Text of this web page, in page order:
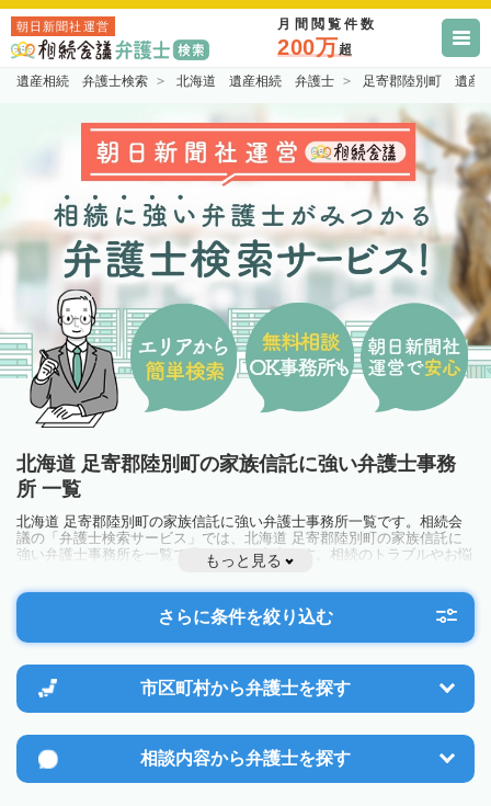
朝日新聞社運営 月間閲覧件数
200万超
遺産相続 弁護士検索 北海道 遺産相続 弁護士 足寄郡陸別町 遺産
北海道 足寄郡陸別町の家族信託に強い弁護士事務
所 一覧
北海道 足寄郡陸別町の家族信託に強い弁護士事務所一覧です。相続会
議の「弁護士検索サービス」では、北海道 足寄郡陸別町の家族信託に
強い弁護士事務所を一覧で見ることが出来ます。相続のトラブルやお悩
みを抱えている方は一度近隣の弁護士に相談してみましょう。
もっと見る
さらに条件を絞り込む
市区町村から弁護士を探す
相談内容から弁護士を探す